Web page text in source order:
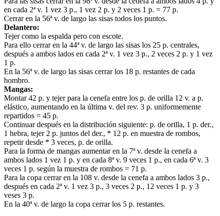
en cada 2ª v. 1 vez 3 p., 1 vez 2 p. y 2 veces 1 p. = 77 p.
Cerrar en la 56ª v. de largo las sisas todos los puntos.
Delantero:
Tejer como la espalda pero con escote.
Para ello cerrar en la 44ª v. de largo las sisas los 25 p. centrales,
después a ambos lados en cada 2ª v. 1 vez 3 p., 2 veces 2 p. y 1 vez
1 p.
En la 56ª v. de largo las sisas cerrar los 18 p. restantes de cada
hombro.
Mangas:
Montar 42 p. y tejer para la cenefa entre los p. de orilla 12 v. a p.
elástico, aumentando en la última v. del rev. 3 p. uniformemente
repartidos = 45 p.
Continuar después en la distribución siguiente: p. de orilla, 1 p. der.,
1 hebra, tejer 2 p. juntos del der., * 12 p. en muestra de rombos,
repetir desde * 3 veces, p. de orilla.
Para la forma de mangas aumentar en la 7ª v. desde la cenefa a
ambos lados 1 vez 1 p. y en cada 8ª v. 9 veces 1 p., en cada 6ª v. 3
veces 1 p. según la muestra de rombos = 71 p.
Para la copa cerrar en la 108 v. desde la cenefa a ambos lados 3 p.,
después en cada 2ª v. 1 vez 3 p., 3 veces 2 p., 12 veces 1 p. y 3
veses 3 p.
En la 40ª v. de largo la copa cerrar los 5 p. restantes.